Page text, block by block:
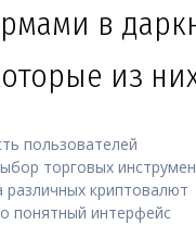
в
из
пользователей
торговых
различных криптовалют
понятный интерфейс